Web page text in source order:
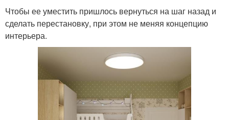
Чтобы ее уместить пришлось вернуться на шаг назад и
сделать перестановку, при этом не меняя концепцию
интерьера.